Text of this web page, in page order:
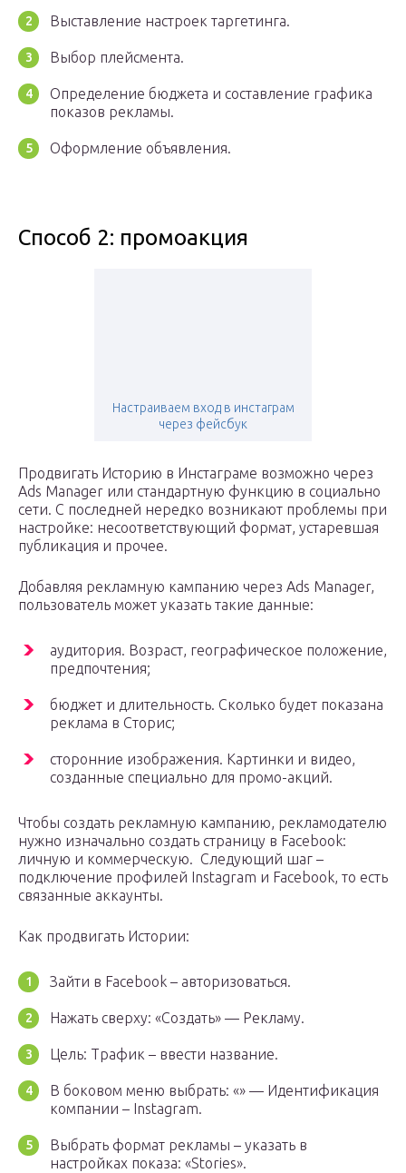
Выставление настроек таргетинга.
Выбор плейсмента.
Определение бюджета и составление графика
показов рекламы.
Оформление объявления.
Способ 2: промоакция
Настраиваем вход в инстаграм
через фейсбук
Продвигать Историю в Инстаграме возможно через
Ads Manager или стандартную функцию в социально
сети. С последней нередко возникают проблемы при
настройке: несоответствующий формат, устаревшая
публикация и прочее.
Добавляя рекламную кампанию через Ads Manager,
пользователь может указать такие данные:
аудитория. Возраст, географическое положение,
предпочтения;
бюджет и длительность. Сколько будет показана
реклама в Сторис;
сторонние изображения. Картинки и видео,
созданные специально для промо-акций.
Чтобы создать рекламную кампанию, рекламодателю
нужно изначально создать страницу в Facebook:
личную и коммерческую. Следующий шаг –
подключение профилей Instagram и Facebook, то есть
связанные аккаунты.
Как продвигать Истории:
Зайти в Facebook – авторизоваться.
Нажать сверху: «Создать» — Рекламу.
Цель: Трафик – ввести название.
В боковом меню выбрать: «» — Идентификация
компании – Instagram.
Выбрать формат рекламы – указать в
настройках показа: «Stories».